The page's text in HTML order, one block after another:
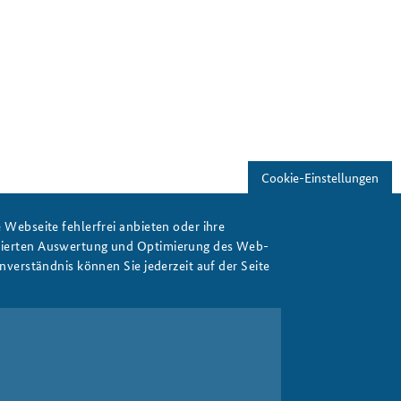
Cookie-Einstellungen
Webseite fehlerfrei anbieten oder ihre
Auswertung und Optimierung des Web-
können Sie jederzeit auf der Seite